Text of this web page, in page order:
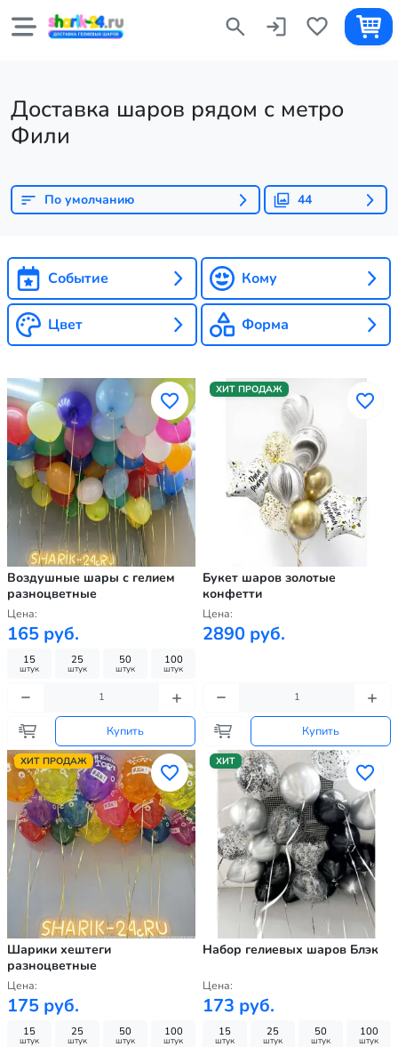
Доставка шаров рядом с метро
Фили
По умолчанию 44
Событие Кому
Цвет Форма
Воздушные шары с гелием
разноцветные
Цена:
165 руб.
15
штук
25
штук
50
штук
100
штук
Купить
ХИТ ПРОДАЖ
Букет шаров золотые
конфетти
Цена:
2890 руб.
Купить
ХИТ ПРОДАЖ
Шарики хештеги
разноцветные
Цена:
175 руб.
15
штук
25
штук
50
штук
100
штук
ХИТ
Набор гелиевых шаров Блэк
Цена:
173 руб.
15
штук
25
штук
50
штук
100
штук